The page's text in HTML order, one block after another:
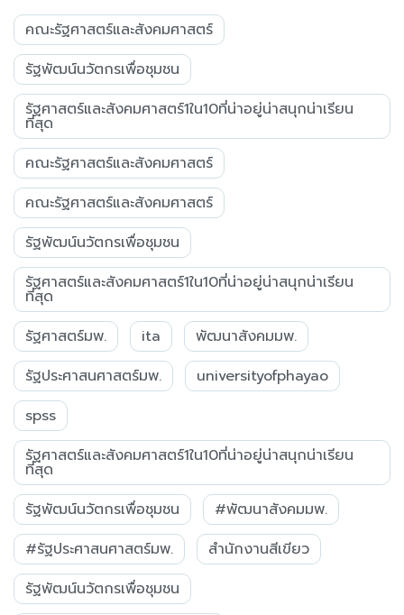
คณะรัฐศาสตร์และสังคมศาสตร์
รัฐพัฒน์นวัตกรเพื่อชุมชน
รัฐศาสตร์และสังคมศาสตร์1ใน10ที่น่าอยู่น่าสนุกน่าเรียน
ที่สุด
คณะรัฐศาสตร์และสังคมศาสตร์
คณะรัฐศาสตร์และสังคมศาสตร์
รัฐพัฒน์นวัตกรเพื่อชุมชน
รัฐศาสตร์และสังคมศาสตร์1ใน10ที่น่าอยู่น่าสนุกน่าเรียน
ที่สุด
รัฐศาสตร์มพ.
ita
พัฒนาสังคมมพ.
รัฐประศาสนศาสตร์มพ.
universityofphayao
spss
รัฐศาสตร์และสังคมศาสตร์1ใน10ที่น่าอยู่น่าสนุกน่าเรียน
ที่สุด
รัฐพัฒน์นวัตกรเพื่อชุมชน
#พัฒนาสังคมมพ.
#รัฐประศาสนศาสตร์มพ.
สำนักงานสีเขียว
รัฐพัฒน์นวัตกรเพื่อชุมชน